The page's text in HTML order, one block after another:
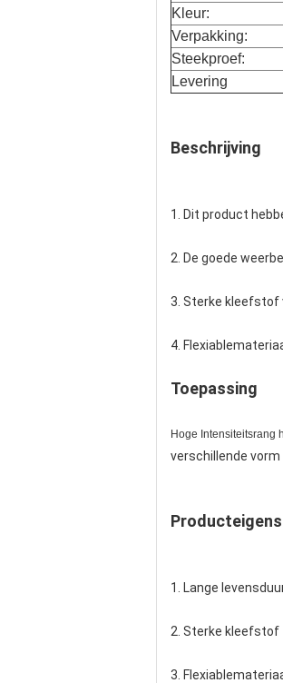
Kleur:
Verpakking:
Steekproef:
Levering
Beschrijving
1. Dit product
2. De goede
3. Sterke kleefstof
4.
Toepassing
Hoge Intensiteitsrang
verschillende
1. Lange
2. Sterke kleefstof
3.